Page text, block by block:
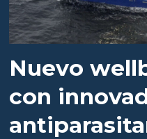
Nuevo
con